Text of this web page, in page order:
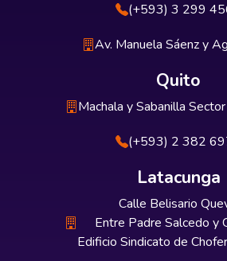
(+593) 3 299
Av. Manuela Sáenz y
Quito
Machala y Sabanilla
(+593) 2 382
Latacunga
Calle Belisario
Entre Padre Salcedo y
Edificio Sindicato de